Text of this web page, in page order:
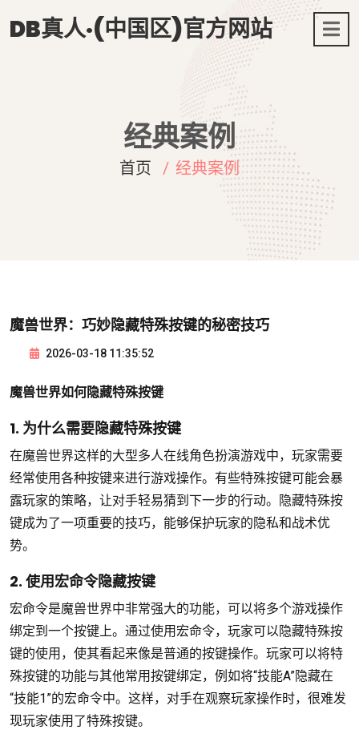
DB真人·(中国区)官方网站
经典案例
首页 经典案例
魔兽世界：巧妙隐藏特殊按键的秘密技巧
2026-03-18 11:35:52
魔兽世界如何隐藏特殊按键
1. 为什么需要隐藏特殊按键
在魔兽世界这样的大型多人在线角色扮演游戏中，玩家需要
经常使用各种按键来进行游戏操作。有些特殊按键可能会暴
露玩家的策略，让对手轻易猜到下一步的行动。隐藏特殊按
键成为了一项重要的技巧，能够保护玩家的隐私和战术优
势。
2. 使用宏命令隐藏按键
宏命令是魔兽世界中非常强大的功能，可以将多个游戏操作
绑定到一个按键上。通过使用宏命令，玩家可以隐藏特殊按
键的使用，使其看起来像是普通的按键操作。玩家可以将特
殊按键的功能与其他常用按键绑定，例如将“技能A”隐藏在
“技能1”的宏命令中。这样，对手在观察玩家操作时，很难发
现玩家使用了特殊按键。